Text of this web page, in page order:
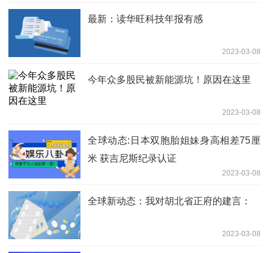
最新：读华旺科技年报有感
2023-03-08
今年众多股民被新能源坑！原因在这里
2023-03-08
全球动态:日本双胞胎姐妹身高相差75厘
米 获吉尼斯纪录认证
2023-03-08
全球新动态：我对胡北省正府的建言：
2023-03-08